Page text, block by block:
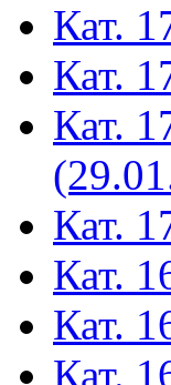
Кат.
Кат.
Кат.
Кат.
Кат.
Кат.
Кат.